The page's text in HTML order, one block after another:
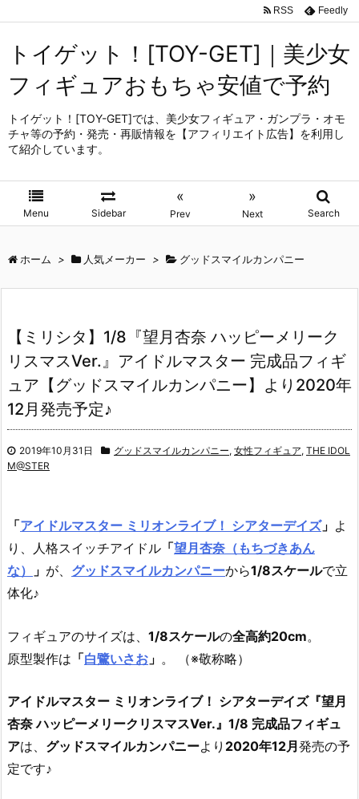
トイゲット！[TOY-GET]｜美少女
フィギュアおもちゃ安値で予約
トイゲット！[TOY-GET]では、美少女フィギュア・ガンプラ・オモ
チャ等の予約・発売・再販情報を【アフィリエイト広告】を利用し
て紹介しています。
Menu Sidebar
«
Prev
»
Next Search
RSS Feedly
ホーム > 人気メーカー > グッドスマイルカンパニー
【ミリシタ】1/8『望月杏奈 ハッピーメリーク
リスマスVer.』アイドルマスター 完成品フィギ
ュア【グッドスマイルカンパニー】より2020年
12月発売予定♪
2019年10月31日 グッドスマイルカンパニー, 女性フィギュア, THE IDOL
M@STER
「アイドルマスター ミリオンライブ！ シアターデイズ」 よ
り、 人格スイッチアイドル 「望月杏奈（もちづきあん
な）
」 が、 グッドスマイルカンパニーから1/8スケールで立
体化♪
フィギュアのサイズは、 1/8スケールの全高約20cm。
原型製作は 「白鷺いさお 」 。 （※敬称略）
アイドルマスター ミリオンライブ！ シアターデイズ『望月
杏奈 ハッピーメリークリスマスVer.』1/8 完成品フィギュ
アは、 グッドスマイルカンパニーより 2020年12月 発売の予
定です♪